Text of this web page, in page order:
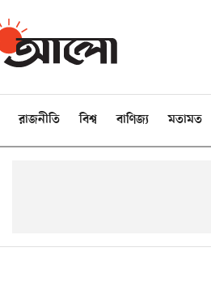
রাজনীতি বিশ্ব বাণিজ্য মতামত